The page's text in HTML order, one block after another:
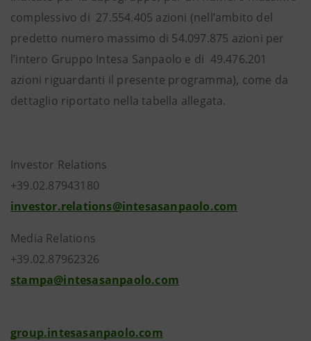
complessivo di 27.554.405 azioni (nell’ambito del
predetto numero massimo di 54.097.875 azioni per
l’intero Gruppo Intesa Sanpaolo e di 49.476.201
azioni riguardanti il presente programma), come da
dettaglio riportato nella tabella allegata.
Investor Relations
+39.02.87943180
investor.relations@intesasanpaolo.com
Media Relations
+39.02.87962326
stampa@intesasanpaolo.com
group.intesasanpaolo.com